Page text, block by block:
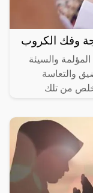
وفك الكروب
والسيئة
والتعاسة
من تلك